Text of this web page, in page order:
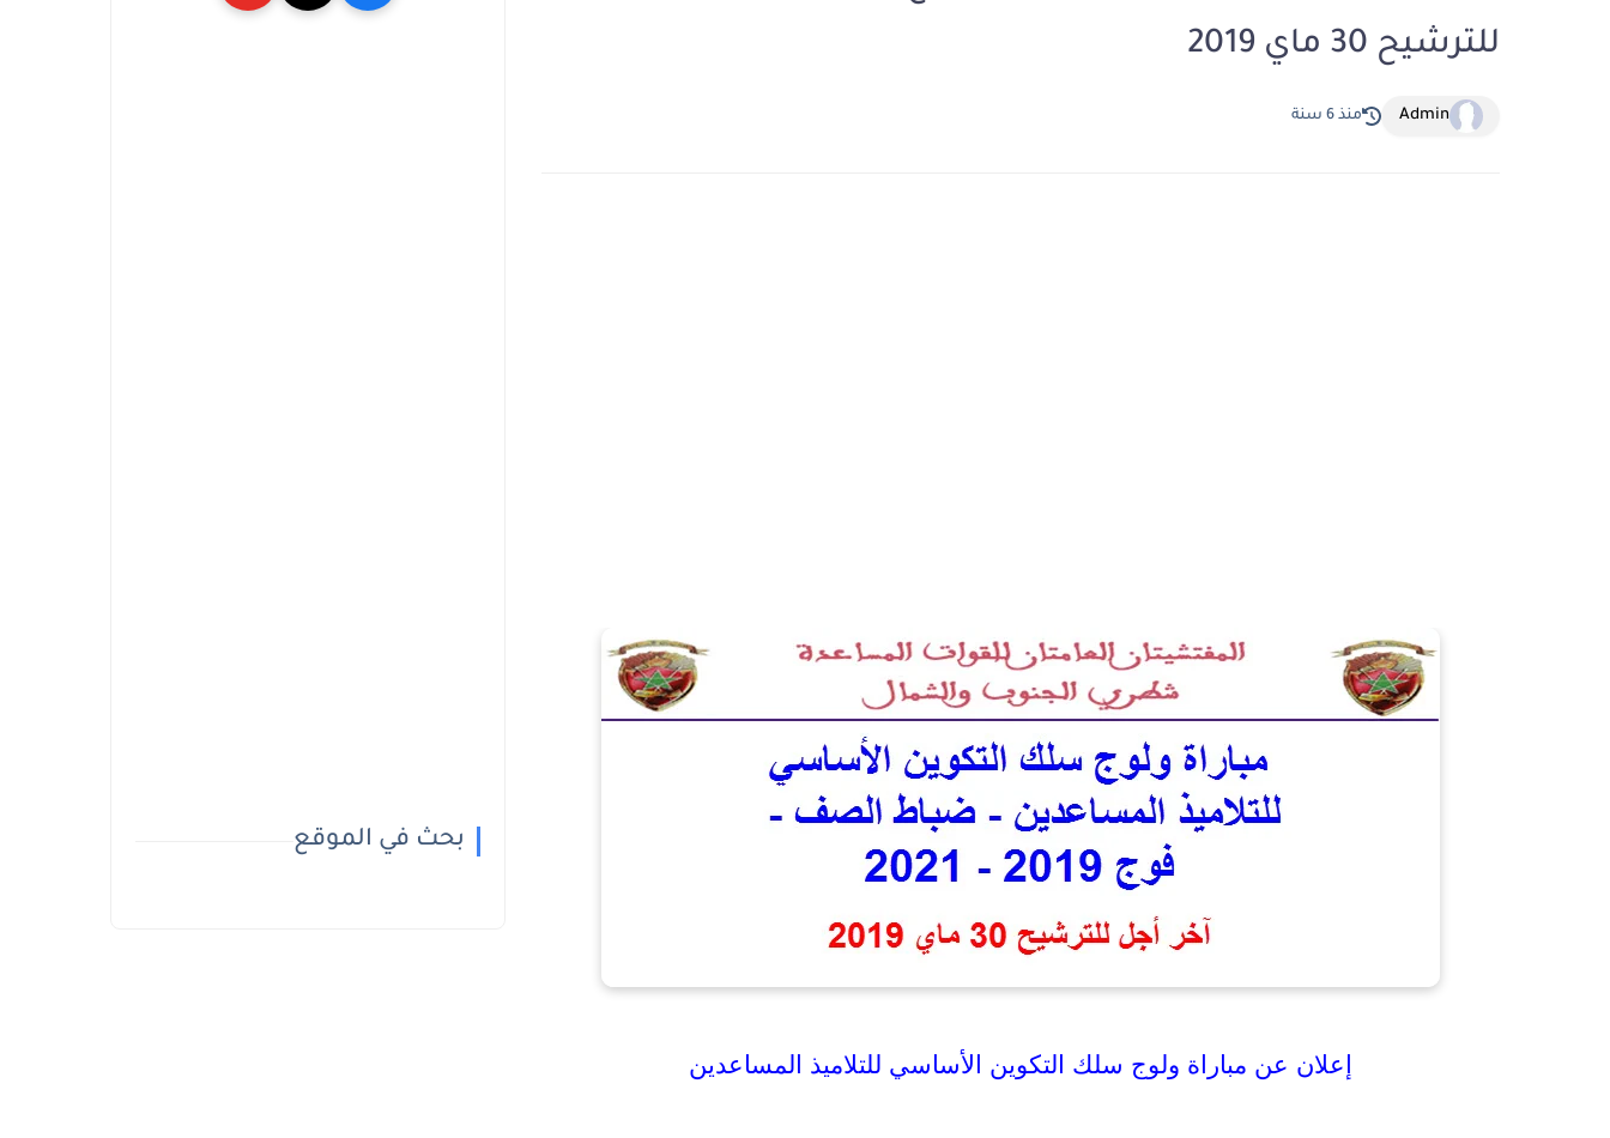
للترشيح 30 ماي 2019
Admin منذ 6 سنة
إعلان عن مباراة ولوج سلك التكوين الأساسي للتلاميذ المساعدين
بحث في الموقع